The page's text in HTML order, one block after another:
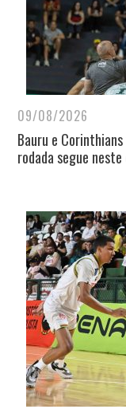
09/08/2026
Bauru e
rodada segue